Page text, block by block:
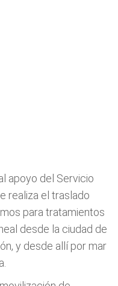
apoyo del Servicio
realiza el traslado
para tratamientos
desde la ciudad de
y desde allí por mar